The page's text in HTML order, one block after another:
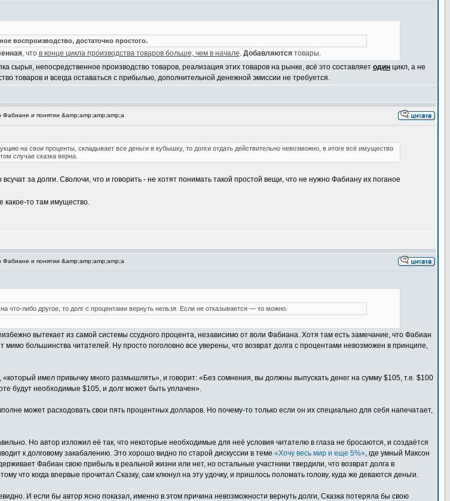
воспроизводство, достаточно простого.
, что в конце цикла производства товаров больше, чем в начале. Добавляютсятовары.
сырья, непосредственное производство товаров, реализация этих товаров на рынке, всё это составляет один цикл, а не
товаров и всегда оставаться с прибылью, дополнительной денежной эмиссии не требуется.
и понятии &amp;amp;amp;amp;a
на свои проценты, складывает все деньги в кубышку, то долги отдать действительно невозможно, в итоге всё имущество
случае сказка верна.
за долги. Сволочи, что и говорить - не хотят понимать такой простой вещи, что не нужно Фабиану их поганое
какое-то там имущество.
и понятии &amp;amp;amp;amp;a
что-либо другое, то долг с процентами вернуть нельзя. Если не отказывается — то можно.
вытекает из самой системы ссудного процента, независимо от воли Фабиана. Хотя там есть замечание, что Фабиан
мимо большинства читателей. Ну просто поголовно все уверены, что возврат долга с процентами невозможен в принципе,
имел привычку много размышлять», и говорит: «Без сомнения, вы должны выпускать денег на сумму $105, т.е. $100
будут необходимые $105, и долг может быть уплачен».
может расходовать свои пять процентных долларов. Но почему-то только если он их специально для себя напечатает,
Но автор изложил её так, что некоторые необходимые для неё условия читателю в глаза не бросаются, и создаётся
к долговому закабалению. Это хорошо видно по старой дискуссии в теме «Хочу весь мир и еще 5%», где умный Максон
Фабиан свою прибыль в реальной жизни или нет, но остальные участники твердили, что возврат долга в
что когда впервые прочитал Сказку, сам клюнул на эту удочку, и пришлось поломать голову, куда же деваются деньги.
И если бы автор ясно показал, именно в этом причина невозможности вернуть долги, Сказка потеряла бы свою